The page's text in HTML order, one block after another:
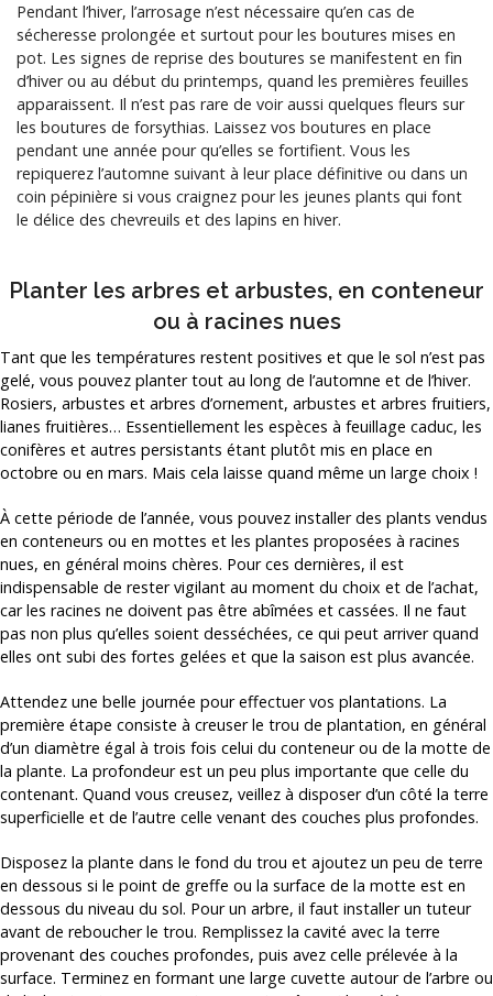
Pendant l’hiver, l’arrosage n’est nécessaire qu’en cas de
sécheresse prolongée et surtout pour les boutures mises en
pot. Les signes de reprise des boutures se manifestent en fin
d’hiver ou au début du printemps, quand les premières feuilles
apparaissent. Il n’est pas rare de voir aussi quelques fleurs sur
les boutures de forsythias. Laissez vos boutures en place
pendant une année pour qu’elles se fortifient. Vous les
repiquerez l’automne suivant à leur place définitive ou dans un
coin pépinière si vous craignez pour les jeunes plants qui font
le délice des chevreuils et des lapins en hiver.
Planter les arbres et arbustes, en conteneur
ou à racines nues
Tant que les températures restent positives et que le sol n’est pas
gelé, vous pouvez planter tout au long de l’automne et de l’hiver.
Rosiers, arbustes et arbres d’ornement, arbustes et arbres fruitiers,
lianes fruitières… Essentiellement les espèces à feuillage caduc, les
conifères et autres persistants étant plutôt mis en place en
octobre ou en mars. Mais cela laisse quand même un large choix !
À cette période de l’année, vous pouvez installer des plants vendus
en conteneurs ou en mottes et les plantes proposées à racines
nues, en général moins chères. Pour ces dernières, il est
indispensable de rester vigilant au moment du choix et de l’achat,
car les racines ne doivent pas être abîmées et cassées. Il ne faut
pas non plus qu’elles soient desséchées, ce qui peut arriver quand
elles ont subi des fortes gelées et que la saison est plus avancée.
Attendez une belle journée pour effectuer vos plantations. La
première étape consiste à creuser le trou de plantation, en général
d’un diamètre égal à trois fois celui du conteneur ou de la motte de
la plante. La profondeur est un peu plus importante que celle du
contenant. Quand vous creusez, veillez à disposer d’un côté la terre
superficielle et de l’autre celle venant des couches plus profondes.
Disposez la plante dans le fond du trou et ajoutez un peu de terre
en dessous si le point de greffe ou la surface de la motte est en
dessous du niveau du sol. Pour un arbre, il faut installer un tuteur
avant de reboucher le trou. Remplissez la cavité avec la terre
provenant des couches profondes, puis avez celle prélevée à la
surface. Terminez en formant une large cuvette autour de l’arbre ou